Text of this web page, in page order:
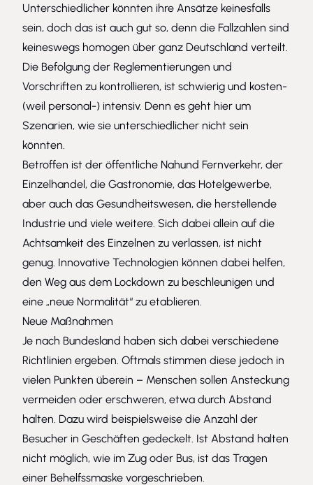
Unterschiedlicher könnten ihre Ansätze keinesfalls
sein, doch das ist auch gut so, denn die Fallzahlen sind
keineswegs homogen über ganz Deutschland verteilt.
Die Befolgung der Reglementierungen und
Vorschriften zu kontrollieren, ist schwierig und kosten-
(weil personal-) intensiv. Denn es geht hier um
Szenarien, wie sie unterschiedlicher nicht sein
könnten.
Betroffen ist der öffentliche Nahund Fernverkehr, der
Einzelhandel, die Gastronomie, das Hotelgewerbe,
aber auch das Gesundheitswesen, die herstellende
Industrie und viele weitere. Sich dabei allein auf die
Achtsamkeit des Einzelnen zu verlassen, ist nicht
genug. Innovative Technologien können dabei helfen,
den Weg aus dem Lockdown zu beschleunigen und
eine „neue Normalität“ zu etablieren.
Neue Maßnahmen
Je nach Bundesland haben sich dabei verschiedene
Richtlinien ergeben. Oftmals stimmen diese jedoch in
vielen Punkten überein – Menschen sollen Ansteckung
vermeiden oder erschweren, etwa durch Abstand
halten. Dazu wird beispielsweise die Anzahl der
Besucher in Geschäften gedeckelt. Ist Abstand halten
nicht möglich, wie im Zug oder Bus, ist das Tragen
einer Behelfssmaske vorgeschrieben.